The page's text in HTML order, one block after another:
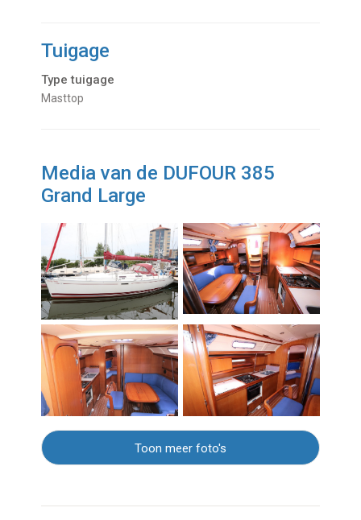
Tuigage
Type tuigage
Masttop
Media van de DUFOUR 385
Grand Large
Toon meer foto's